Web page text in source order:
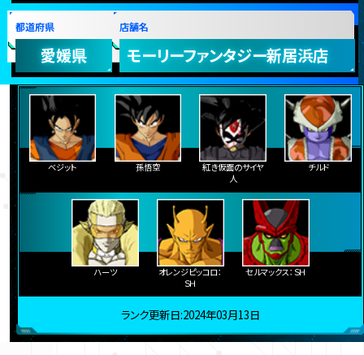
都道府県
愛媛県
店舗名
モーリーファンタジー新居浜店
ベジット 孫悟空
紅き仮面のサイヤ
人
チルド
ハーツ
オレンジピッコロ：
ＳＨ
セルマックス：ＳＨ
ランク更新日:2024年03月13日